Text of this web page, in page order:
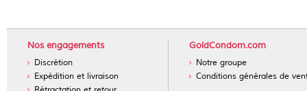
Nos engagements
Discrétion
Expédition et livraison
GoldCondom.com
Notre groupe
Conditions générales de